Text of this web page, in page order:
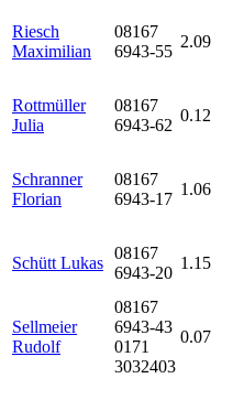
Riesch
Maximilian
08167
6943-55
2.09
Rottmüller
Julia
08167
6943-62
0.12
Schranner
Florian
08167
6943-17
1.06
Schütt Lukas
08167
6943-20
1.15
Sellmeier
Rudolf
08167
6943-43
0171
3032403
0.07